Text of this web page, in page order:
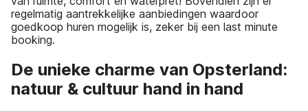
regelmatig aantrekkelijke aanbiedingen waardoor
goedkoop huren mogelijk is, zeker bij een last minute
booking.
De unieke charme van Opsterland:
natuur & cultuur hand in hand